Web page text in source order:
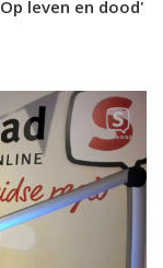
leven en dood'